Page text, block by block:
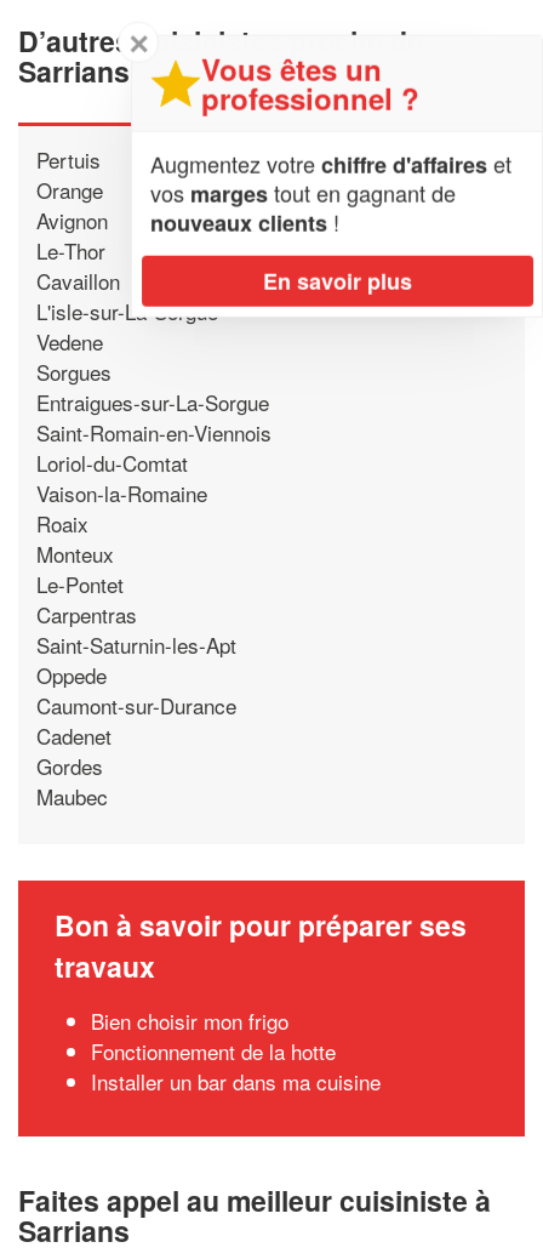
D’autres cuisinistes proche de
Sarrians
Pertuis
Orange
Avignon
Le-Thor
Cavaillon
L'isle-sur-La-Sorgue
Vedene
Sorgues
Entraigues-sur-La-Sorgue
Saint-Romain-en-Viennois
Loriol-du-Comtat
Vaison-la-Romaine
Roaix
Monteux
Le-Pontet
Carpentras
Saint-Saturnin-les-Apt
Oppede
Caumont-sur-Durance
Cadenet
Gordes
Maubec
Bon à savoir pour préparer ses
travaux
Bien choisir mon frigo
Fonctionnement de la hotte
Installer un bar dans ma cuisine
Faites appel au meilleur cuisiniste à
Sarrians
✕
Vous êtes un
professionnel ?
Augmentez votrechiffre d'affaireset
vos margestout en gagnant de
nouveaux clients !
En savoir plus